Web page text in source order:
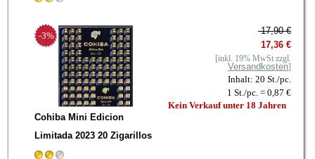
-3%
Cohiba Mini Edicion
Limitada 2023 20 Zigarillos
17,90 €
17,36 €
[inkl. 19% MwSt zzgl.
Versandkosten]
Inhalt: 20 St./pc.
1 St./pc. = 0,87 €
Kein Verkauf unter 18 Jahren